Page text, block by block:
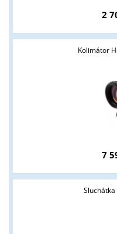
2
Kolimátor
7